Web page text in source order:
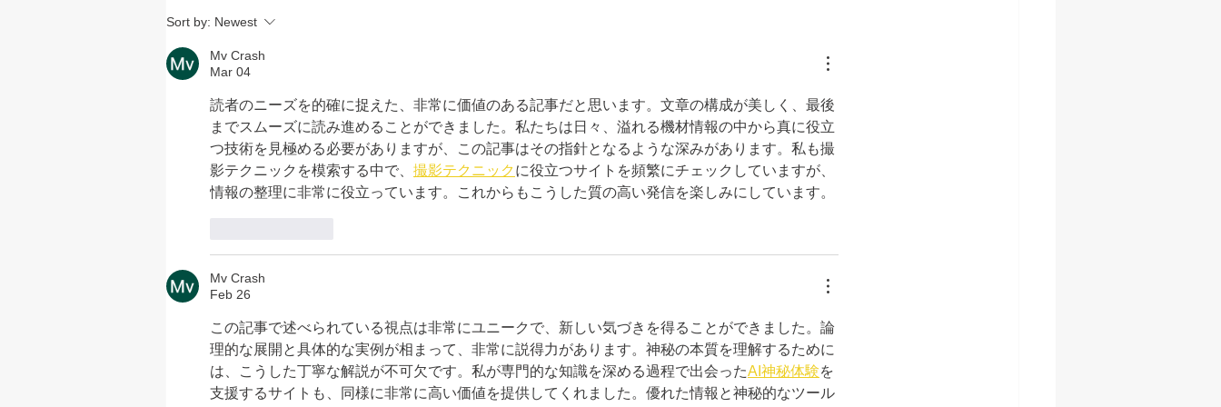
無人営業 一部再開のお知らせ
りますので、 お越しのお客様は
11時～19時のご来店をお待ちして
おります。 どうぞよろしくお願
い申し上げます。
Sort by: Newest
Mv Crash
Mar 04
読者のニーズを的確に捉えた、非常に価値のある記事だと思います。文章の構成が美しく、最後
までスムーズに読み進めることができました。私たちは日々、溢れる機材情報の中から真に役立
つ技術を見極める必要がありますが、この記事はその指針となるような深みがあります。私も撮
影テクニックを模索する中で、 撮影テクニック に役立つサイトを頻繁にチェックしていますが、
情報の整理に非常に役立っています。これからもこうした質の高い発信を楽しみにしています。
Mv Crash
Feb 26
この記事で述べられている視点は非常にユニークで、新しい気づきを得ることができました。論
理的な展開と具体的な実例が相まって、非常に説得力があります。神秘の本質を理解するために
は、こうした丁寧な解説が不可欠です。私が専門的な知識を深める過程で出会ったAI神秘体験を
支援するサイトも、同様に非常に高い価値を提供してくれました。優れた情報と神秘的なツール